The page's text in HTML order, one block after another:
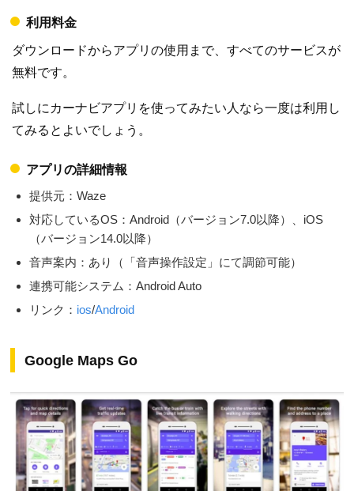
利用料金
ダウンロードからアプリの使用まで、すべてのサービスが
無料です。
試しにカーナビアプリを使ってみたい人なら一度は利用し
てみるとよいでしょう。
アプリの詳細情報
提供元：Waze
対応しているOS：Android（バージョン7.0以降）、iOS
（バージョン14.0以降）
音声案内：あり（「音声操作設定」にて調節可能）
連携可能システム：Android Auto
リンク： ios/Android
Google Maps Go